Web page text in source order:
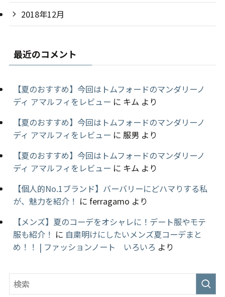
2018年12月
最近のコメント
【夏のおすすめ】今回はトムフォードのマンダリーノ
ディ アマルフィをレビュー に キム より
【夏のおすすめ】今回はトムフォードのマンダリーノ
ディ アマルフィをレビュー に 服男 より
【夏のおすすめ】今回はトムフォードのマンダリーノ
ディ アマルフィをレビュー に キム より
【個人的No.1ブランド】バーバリーにどハマりする私
が、魅力を紹介！ に ferragamo より
【メンズ】夏のコーデをオシャレに！デート服やモテ
服も紹介！ に 自粛明けにしたいメンズ夏コーデまと
め！！ | ファッションノート いろいろ より